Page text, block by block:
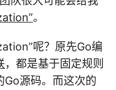
。
呢？原先Go编
，都是基于固定规则
Go源码。而这次的